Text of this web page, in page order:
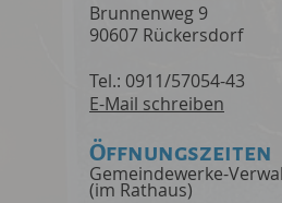
Brunnenweg 9
90607 Rückersdorf
Tel.: 0911/57054-43
E-Mail schreiben
Öffnungszeiten
Gemeindewerke-
(im Rathaus)